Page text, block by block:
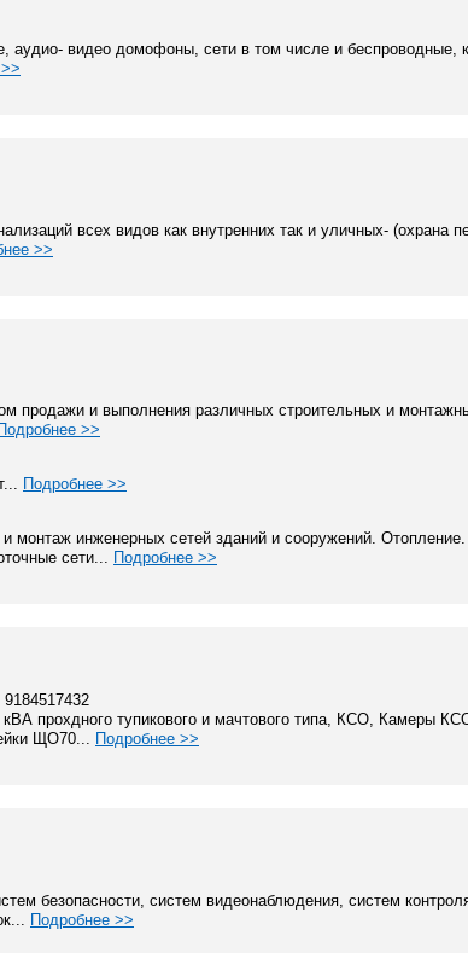
аудио- видео домофоны, сети в том числе и беспроводные,
всех видов как внутренних так и уличных- (охрана
>>
продажи и выполнения различных строительных и
Подробнее >>
Подробнее >>
монтаж инженерных сетей зданий и сооружений.
сети... Подробнее >>
прохдного тупикового и мачтового типа, КСО, Камеры
ЩО70... Подробнее >>
безопасности, систем видеонаблюдения, систем
Подробнее >>